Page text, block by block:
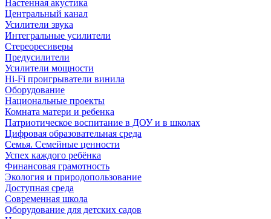
Настенная акустика
Центральный канал
Усилители звука
Интегральные усилители
Стереоресиверы
Предусилители
Усилители мощности
Hi-Fi проигрыватели винила
Оборудование
Национальные проекты
Комната матери и ребенка
Патриотическое воспитание в ДОУ и в школах
Цифровая образовательная среда
Семья. Семейные ценности
Успех каждого ребёнка
Финансовая грамотность
Экология и природопользование
Доступная среда
Современная школа
Оборудование для детских садов